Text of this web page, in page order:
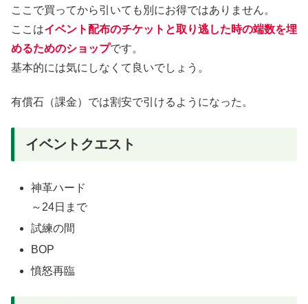
ここで買ってから引いても別にお得ではありません。
ここはイベント配布のチケットと取り逃した時の端数を埋
めるためのショップです。
基本的には気にしなくて良いでしょう。
有償石（課金）では割安で引けるようになった。
イベントクエスト
神革ハード
～24日まで
試練の間
BOP
憤怒再臨